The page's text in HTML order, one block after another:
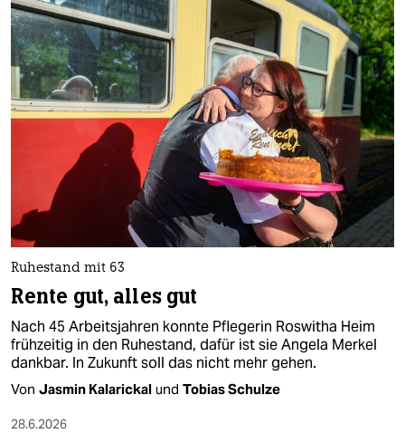
Ruhestand mit 63
Rente gut, alles gut
Nach 45 Arbeitsjahren konnte Pflegerin Roswitha Heim
frühzeitig in den Ruhestand, dafür ist sie Angela Merkel
dankbar. In Zukunft soll das nicht mehr gehen.
Von Jasmin Kalarickal und Tobias Schulze
28.6.2026